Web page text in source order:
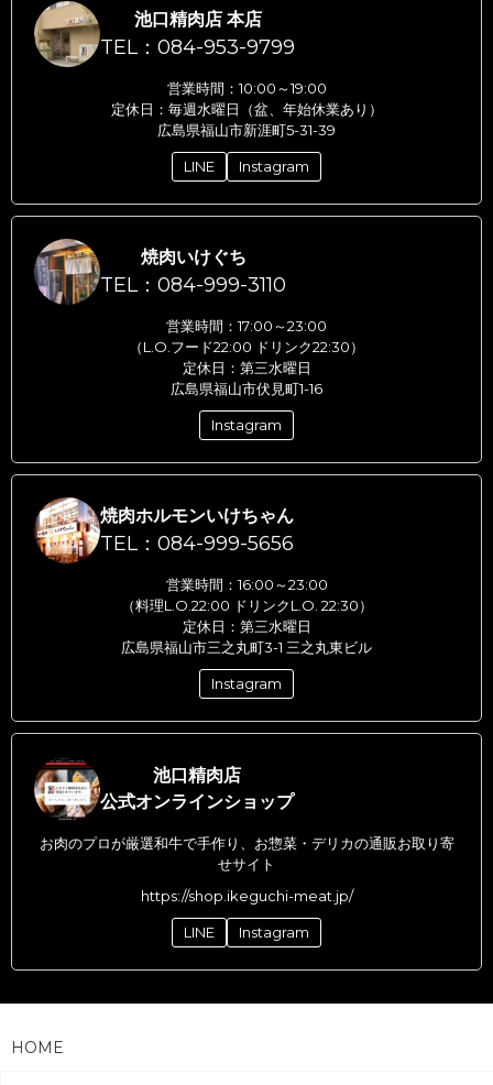
池口精肉店 本店
TEL：084-953-9799
営業時間：10:00～19:00
定休日：毎週水曜日（盆、年始休業あり）
広島県福山市新涯町5-31-39
LINE Instagram
焼肉いけぐち
TEL：084-999-3110
営業時間：17:00～23:00
（L.O.フード22:00 ドリンク22:30）
定休日：第三水曜日
広島県福山市伏見町1-16
Instagram
焼肉ホルモンいけちゃん
TEL：084-999-5656
営業時間：16:00～23:00
（料理L.O.22:00 ドリンクL.O. 22:30）
定休日：第三水曜日
広島県福山市三之丸町3-1 三之丸東ビル
Instagram
池口精肉店
公式オンラインショップ
お肉のプロが厳選和牛で手作り、お惣菜・デリカの通販お取り寄
せサイト
https://shop.ikeguchi-meat.jp/
LINE Instagram
HOME